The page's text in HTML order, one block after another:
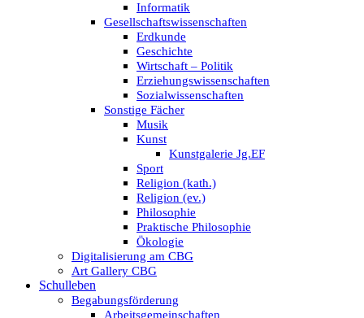
Informatik
Gesellschaftswissenschaften
Erdkunde
Geschichte
Wirtschaft – Politik
Erziehungswissenschaften
Sozialwissenschaften
Sonstige Fächer
Musik
Kunst
Kunstgalerie Jg.EF
Sport
Religion (kath.)
Religion (ev.)
Philosophie
Praktische Philosophie
Ökologie
Digitalisierung am CBG
Art Gallery CBG
Schulleben
Begabungsförderung
Arbeitsgemeinschaften